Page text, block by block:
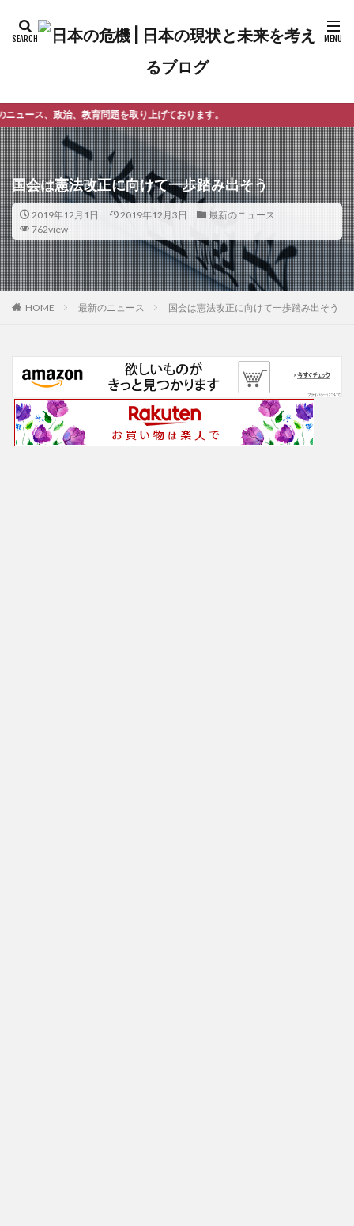
題を取り上げております。
国会は憲法改正に向けて一歩踏み出そう
2019年12月1日 2019年12月3日
最新のニュース
762view
HOME 最新のニュース 国会は憲法改正に向けて一歩踏み出そう